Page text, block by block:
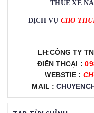
DỊCH VỤ CHO
LH:CÔNG TY
ĐIỆN THOẠI :
WEBSTIE :
MAIL :